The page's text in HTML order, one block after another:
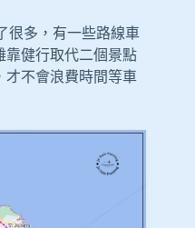
很多，有一些路線車
靠健行取代二個景點
才不會浪費時間等車